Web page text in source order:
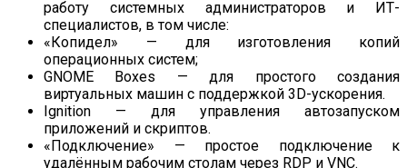
работу системных администраторов и ИТ-
специалистов, в том числе:
«Копидел» — для изготовления копий
операционных систем;
GNOME Boxes — для простого создания
виртуальных машин с поддержкой 3D-ускорения.
Ignition — для управления автозапуском
приложений и скриптов.
«Подключение» — простое подключение к
удалённым рабочим столам через RDP и VNC.